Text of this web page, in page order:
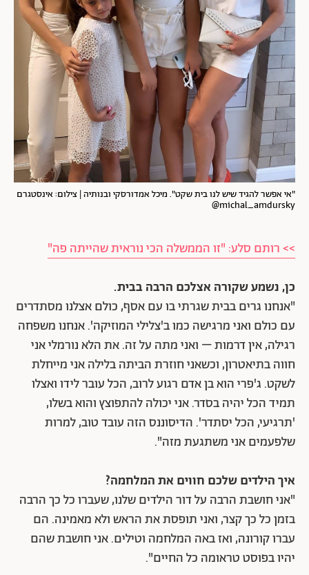
"אי אפשר להגיד שיש לנו בית שקט". מיכל אמדורסקי ובנותיה | צילום: אינסטגרם
michal_amdursky@
>> רותם סלע: "זו הממשלה הכי נוראית שהייתה פה"
כן, נשמע שקורה אצלכם הרבה בבית.
"אנחנו גרים בבית שגרתי בו עם אסף, כולם אצלנו מסתדרים
עם כולם ואני מרגישה כמו ב'צלילי המוזיקה'. אנחנו משפחה
רגילה, אין דרמות – ואני מתה על זה. את הלא נורמלי אני
חווה בתיאטרון, וכשאני חוזרת הביתה בלילה אני מייחלת
לשקט. ג'פרי הוא בן אדם רגוע לרוב, הכל עובר לידו ואצלו
תמיד הכל יהיה בסדר. אני יכולה להתפוצץ והוא בשלו,
'תרגיעי, הכל יסתדר'. הדיסוננס הזה עובד טוב, למרות
שלפעמים אני משתגעת מזה".
איך הילדים שלכם חווים את המלחמה?
"אני חושבת הרבה על דור הילדים שלנו, שעברו כל כך הרבה
בזמן כל כך קצר, ואני תופסת את הראש ולא מאמינה. הם
עברו קורונה, ואז באה המלחמה וטילים. אני חושבת שהם
יהיו בפוסט טראומה כל החיים".